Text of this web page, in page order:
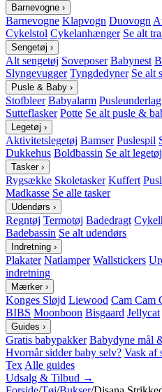
Barnevogne ›
Barnevogne Klapvogn Duovogn
Cykelstol Cykelanhænger Se alt
Sengetøj ›
Alt sengetøj Soveposer Babynest
Slyngevugger Tyngdedyner Se alt
Pusle & Baby ›
Stofbleer Babyalarm Pusleunderlag
Sutteflasker Potte Se alt pusle &
Legetøj ›
Aktivitetslegetøj Bamser Puslespil
Dukkehus Boldbassin Se alt legetøj
Tasker ›
Rygsække Skoletasker Kuffert
Madkasse Se alle tasker
Udendørs ›
Regntøj Termotøj Badedragt
Badebassin Se alt udendørs
Indretning ›
Plakater Natlamper Wallstickers
indretning
Mærker ›
Konges Sløjd Liewood Cam Cam
BIBS Moonboon Bisgaard Jellycat
Guides ›
Gratis babypakker Babydyne mål
Hvornår sidder baby selv? Vask af
Tex Alle guides
Udsalg & Tilbud →